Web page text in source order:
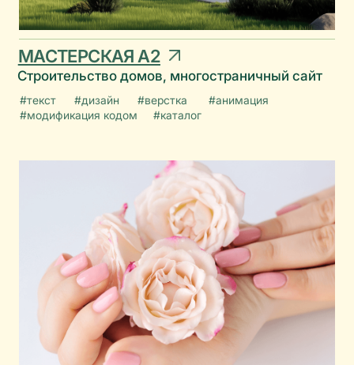
#модификация кодом
#анимация
#верстка
Ru / Eng
Сайт для консалтингового бутика
PENZEL SOLUTIONS
( Мой подход )